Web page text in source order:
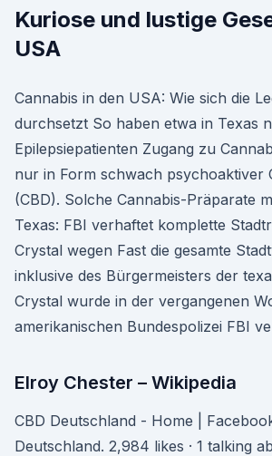
Kuriose und lustige
USA
Cannabis in den USA: Wie sich die
durchsetzt So haben etwa in Texas
Epilepsiepatienten Zugang zu
nur in Form schwach psychoaktiver
(CBD). Solche Cannabis-Präparate
Texas: FBI verhaftet komplette
Crystal wegen Fast die gesamte
inklusive des Bürgermeisters der
Crystal wurde in der vergangenen
amerikanischen Bundespolizei FBI
Elroy Chester – Wikipedia
CBD Deutschland - Home |
Deutschland. 2,984 likes · 1 talking